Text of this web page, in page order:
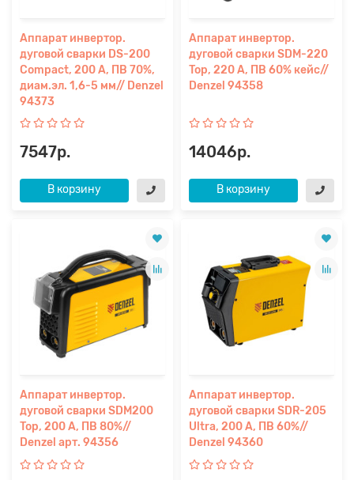
Аппарат инвертор.
дуговой сварки DS-200
Compact, 200 А, ПВ 70%,
диам.эл. 1,6-5 мм// Denzel
94373
7547р.
В корзину
Аппарат инвертор.
дуговой сварки SDM-220
Top, 220 А, ПВ 60% кейс//
Denzel 94358
14046р.
В корзину
Аппарат инвертор.
дуговой сварки SDM200
Top, 200 А, ПВ 80%//
Denzel арт. 94356
Аппарат инвертор.
дуговой сварки SDR-205
Ultra, 200 А, ПВ 60%//
Denzel 94360